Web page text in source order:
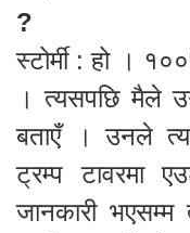
?
स्टोर्मी : हो ।
। त्यसपछि मैले
बताएँ । उनले
ट्रम्प टावरमा
जानकारी